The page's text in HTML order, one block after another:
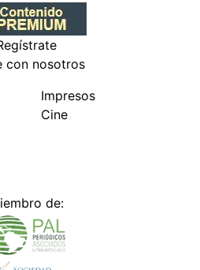
con nosotros
Impresos
Cine
de: